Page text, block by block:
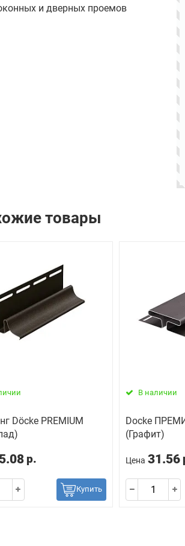
и дверных проемов
товары
Döcke PREMIUM
р.
Купить
В наличии
Docke
(Графит)
Цена 31.56